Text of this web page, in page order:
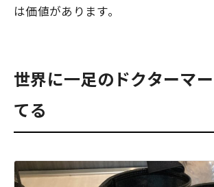
は価値があります。
世界に一足のドクターマ
てる